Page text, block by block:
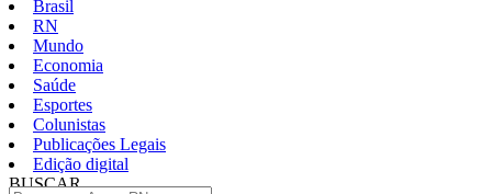
Brasil
RN
Mundo
Economia
Saúde
Esportes
Colunistas
Publicações Legais
Edição digital
BUSCAR